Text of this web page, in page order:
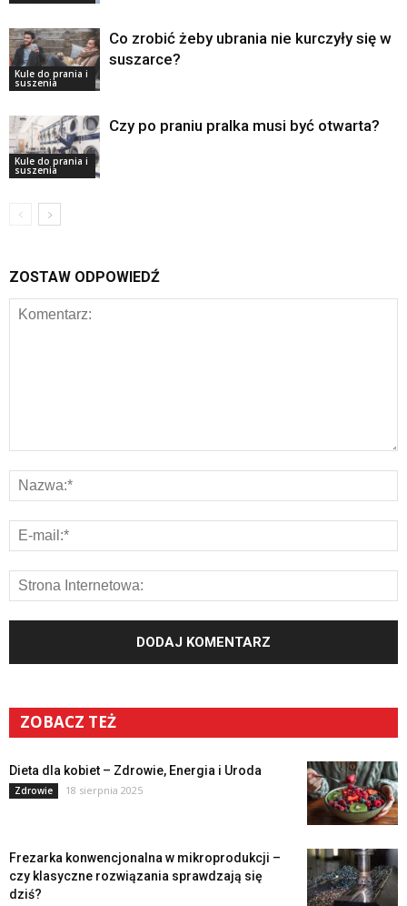
Kule do prania i
suszenia
Co zrobić żeby ubrania nie kurczyły się w
suszarce?
Kule do prania i
suszenia
Czy po praniu pralka musi być otwarta?
ZOSTAW ODPOWIEDŹ
ZOBACZ TEŻ
Dieta dla kobiet – Zdrowie, Energia i Uroda
Zdrowie 18 sierpnia 2025
Frezarka konwencjonalna w mikroprodukcji –
czy klasyczne rozwiązania sprawdzają się
dziś?